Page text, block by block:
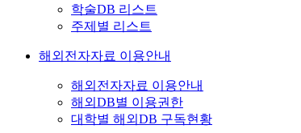
학술DB 리스트
주제별 리스트
해외전자자료 이용안내
해외전자자료 이용안내
해외DB별 이용권한
대학별 해외DB 구독현황